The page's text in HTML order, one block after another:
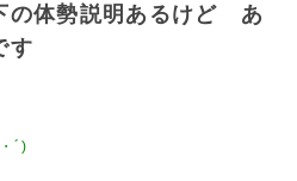
の体勢説明あるけど あ
す
´)